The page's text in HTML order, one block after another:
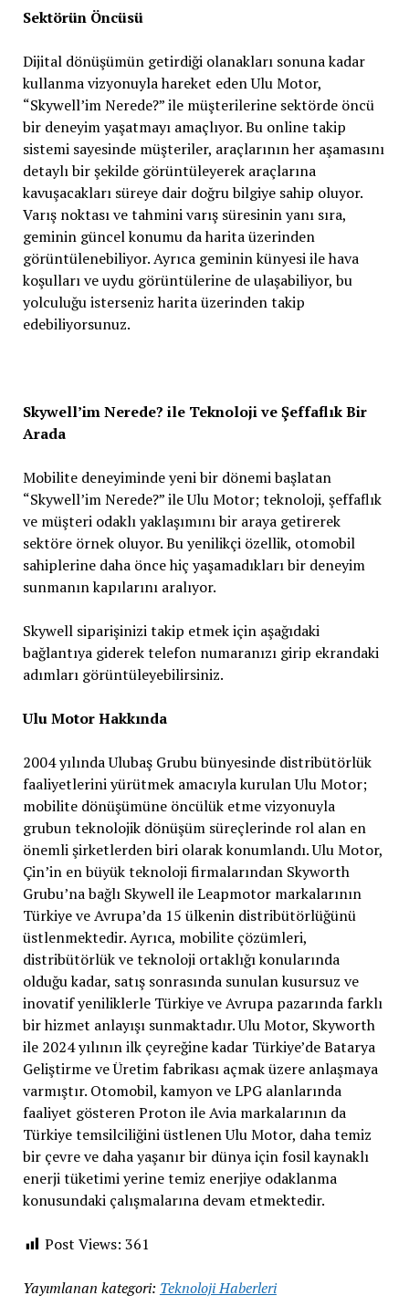
Sektörün Öncüsü
Dijital dönüşümün getirdiği olanakları sonuna kadar
kullanma vizyonuyla hareket eden Ulu Motor,
“Skywell’im Nerede?” ile müşterilerine sektörde öncü
bir deneyim yaşatmayı amaçlıyor. Bu online takip
sistemi sayesinde müşteriler, araçlarının her aşamasını
detaylı bir şekilde görüntüleyerek araçlarına
kavuşacakları süreye dair doğru bilgiye sahip oluyor.
Varış noktası ve tahmini varış süresinin yanı sıra,
geminin güncel konumu da harita üzerinden
görüntülenebiliyor. Ayrıca geminin künyesi ile hava
koşulları ve uydu görüntülerine de ulaşabiliyor, bu
yolculuğu isterseniz harita üzerinden takip
edebiliyorsunuz.
Skywell’im Nerede? ile Teknoloji ve Şeffaflık Bir
Arada
Mobilite deneyiminde yeni bir dönemi başlatan
“Skywell’im Nerede?” ile Ulu Motor; teknoloji, şeffaflık
ve müşteri odaklı yaklaşımını bir araya getirerek
sektöre örnek oluyor. Bu yenilikçi özellik, otomobil
sahiplerine daha önce hiç yaşamadıkları bir deneyim
sunmanın kapılarını aralıyor.
Skywell siparişinizi takip etmek için aşağıdaki
bağlantıya giderek telefon numaranızı girip ekrandaki
adımları görüntüleyebilirsiniz.
Ulu Motor Hakkında
2004 yılında Ulubaş Grubu bünyesinde distribütörlük
faaliyetlerini yürütmek amacıyla kurulan Ulu Motor;
mobilite dönüşümüne öncülük etme vizyonuyla
grubun teknolojik dönüşüm süreçlerinde rol alan en
önemli şirketlerden biri olarak konumlandı. Ulu Motor,
Çin’in en büyük teknoloji firmalarından Skyworth
Grubu’na bağlı Skywell ile Leapmotor markalarının
Türkiye ve Avrupa’da 15 ülkenin distribütörlüğünü
üstlenmektedir. Ayrıca, mobilite çözümleri,
distribütörlük ve teknoloji ortaklığı konularında
olduğu kadar, satış sonrasında sunulan kusursuz ve
inovatif yeniliklerle Türkiye ve Avrupa pazarında farklı
bir hizmet anlayışı sunmaktadır. Ulu Motor, Skyworth
ile 2024 yılının ilk çeyreğine kadar Türkiye’de Batarya
Geliştirme ve Üretim fabrikası açmak üzere anlaşmaya
varmıştır. Otomobil, kamyon ve LPG alanlarında
faaliyet gösteren Proton ile Avia markalarının da
Türkiye temsilciliğini üstlenen Ulu Motor, daha temiz
bir çevre ve daha yaşanır bir dünya için fosil kaynaklı
enerji tüketimi yerine temiz enerjiye odaklanma
konusundaki çalışmalarına devam etmektedir.
Post Views: 361
Yayımlanan kategori: Teknoloji Haberleri